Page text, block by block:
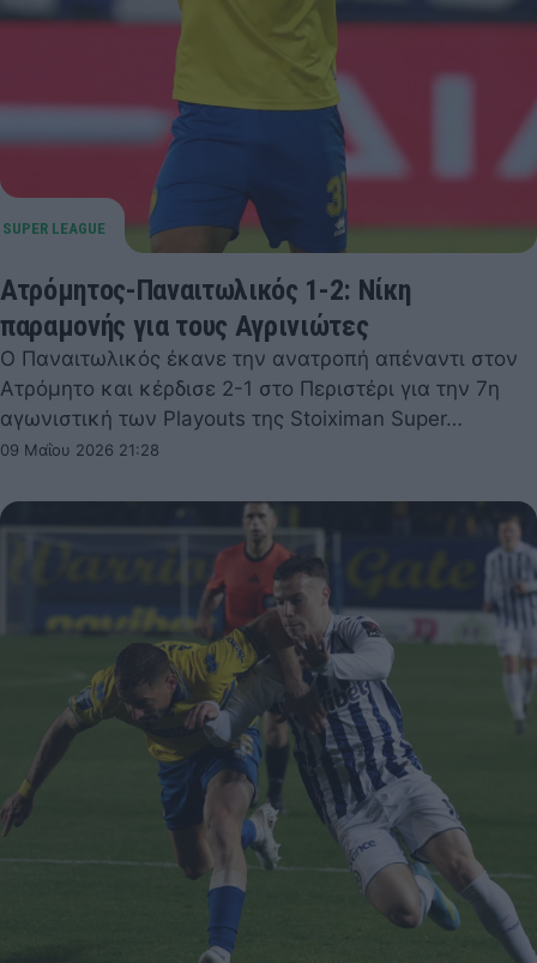
Ατρόμητος-Παναιτωλικός 1-2: Νίκη
παραμονής για τους Αγρινιώτες
Ο Παναιτωλικός έκανε την ανατροπή απέναντι στον
Ατρόμητο και κέρδισε 2-1 στο Περιστέρι για την 7η
αγωνιστική των Playouts της Stoiximan Super…
09 Μαΐου 2026 21:28